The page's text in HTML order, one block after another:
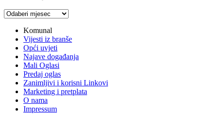
Arhiva
Komunal
Vijesti iz branše
Opći uvjeti
Najave događanja
Mali Oglasi
Predaj oglas
Zanimljivi i korisni Linkovi
Marketing i pretplata
O nama
Impressum